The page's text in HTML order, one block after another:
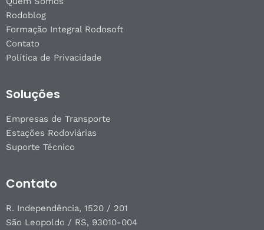
Rodoblog
Formação Integral Rodosoft
Contato
Política de Privacidade
Soluções
Empresas de Transporte
Estações Rodoviárias
Suporte Técnico
Contato
R. Independência, 1520 / 201
São Leopoldo / RS, 93010-004